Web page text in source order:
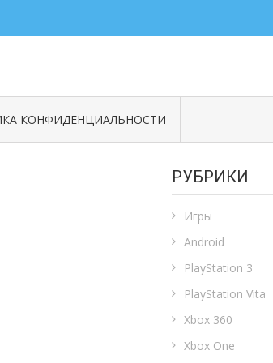
КОНФИДЕНЦИАЛЬНОСТИ
РУБРИКИ
Игры
Android
PlayStation 3
PlayStation Vita
Xbox 360
Xbox One